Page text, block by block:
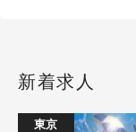
新着求人
東京